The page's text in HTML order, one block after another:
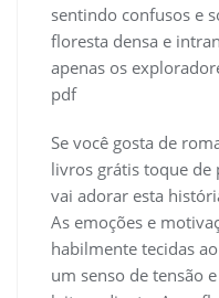
sentindo confusos e
floresta densa e
apenas os
pdf
Se você gosta de
livros grátis toque de
vai adorar esta
As emoções e
habilmente tecidas
um senso de tensão